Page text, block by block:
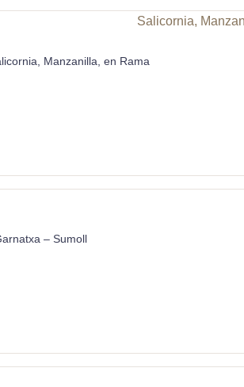
Manzanilla, en Rama
– Sumoll